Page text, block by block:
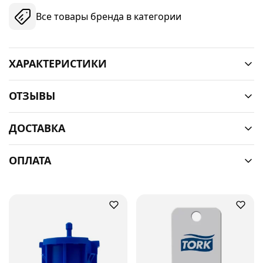
Все товары бренда в категории
ХАРАКТЕРИСТИКИ
ОТЗЫВЫ
ДОСТАВКА
ОПЛАТА